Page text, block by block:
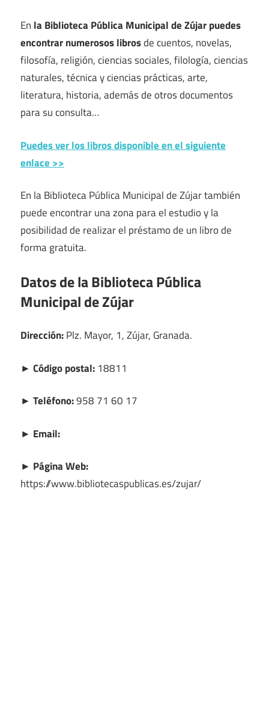
En la Biblioteca Pública Municipal de Zújar puedes
encontrar numerosos librosde cuentos, novelas,
filosofía, religión, ciencias sociales, filología, ciencias
naturales, técnica y ciencias prácticas, arte,
literatura, historia, además de otros documentos
para su consulta…
Puedes ver los libros disponible en el siguiente
enlace >>
En la Biblioteca Pública Municipal de Zújar también
puede encontrar una zona para el estudio y la
posibilidad de realizar el préstamo de un libro de
forma gratuita.
Datos de la Biblioteca Pública
Municipal de Zújar
Dirección:Plz. Mayor, 1, Zújar, Granada.
► Código postal: 18811
► Teléfono:958 71 60 17
► Email:
► Página Web:
https://www.bibliotecaspublicas.es/zujar/